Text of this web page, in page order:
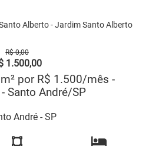
Alberto - Jardim Santo Alberto
R$ 0,00
1.500,00
por R$ 1.500/mês -
Santo André/SP
André - SP